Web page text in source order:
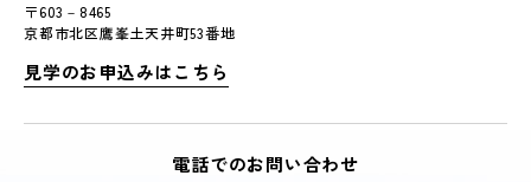
〒603－8465
京都市北区鷹峯土天井町53番地
見学のお申込みはこちら
電話でのお問い合わせ